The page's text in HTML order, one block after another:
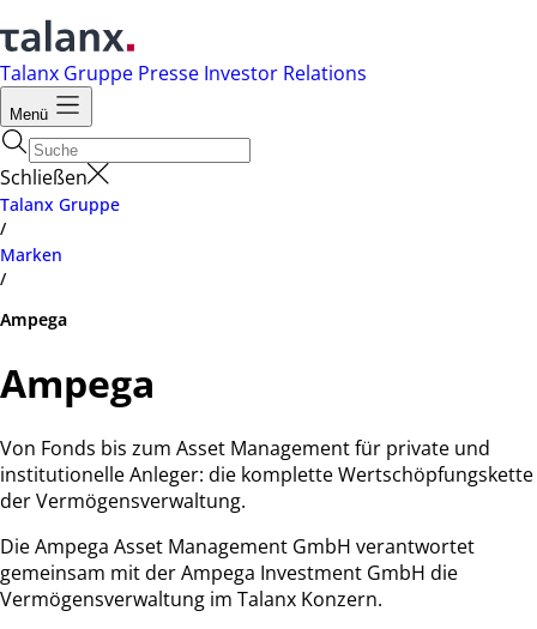
Talanx Gruppe Presse Investor Relations
Menü
Schließen
Talanx Gruppe
/
Marken
/
Ampega
Ampega
Von Fonds bis zum Asset Management für private und
institutionelle Anleger: die komplette Wertschöpfungskette
der Vermögensverwaltung.
Die Ampega Asset Management GmbH verantwortet
gemeinsam mit der Ampega Investment GmbH die
Vermögensverwaltung im Talanx Konzern.